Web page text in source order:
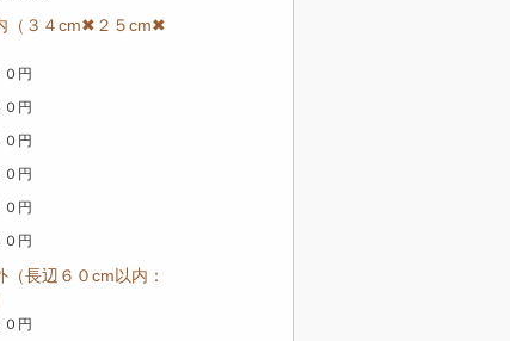
（３４cm✖２５cm✖
円
円
円
円
円
円
（長辺６０cm以内：
円